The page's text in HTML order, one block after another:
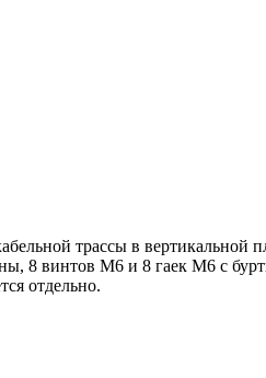
трассы в вертикальной
8 винтов М6 и 8 гаек М6 с
отдельно.